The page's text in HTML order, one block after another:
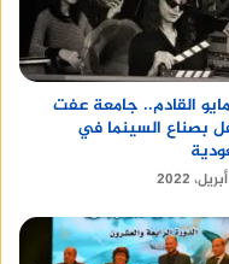
٢٠١٧
القادم.. جامعة عفت
بصناع السينما في